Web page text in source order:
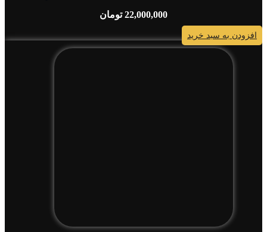
22,000,000 تومان
افزودن به سبد خرید